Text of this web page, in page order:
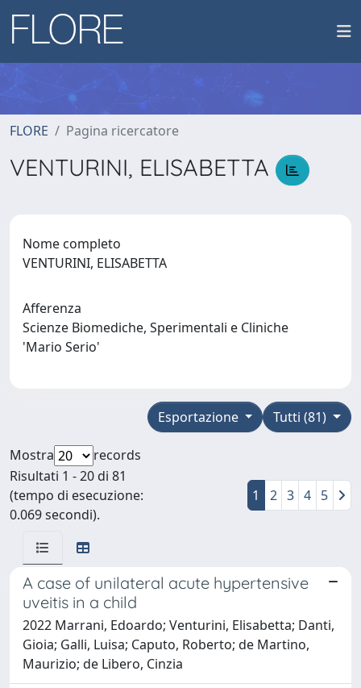
FLORE Pagina ricercatore
VENTURINI, ELISABETTA
Nome completo
VENTURINI, ELISABETTA
Afferenza
Scienze Biomediche, Sperimentali e Cliniche
'Mario Serio'
Tutti (81)
Esportazione
Mostra
records
Risultati 1 - 20 di 81
(tempo di esecuzione:
0.069 secondi).
1 2 3 4 5
A case of unilateral acute hypertensive
uveitis in a child
2022 Marrani, Edoardo; Venturini, Elisabetta; Danti,
Gioia; Galli, Luisa; Caputo, Roberto; de Martino,
Maurizio; de Libero, Cinzia